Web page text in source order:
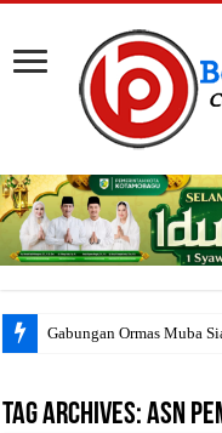
Gabungan Ormas Muba
Tag Archives:ASN